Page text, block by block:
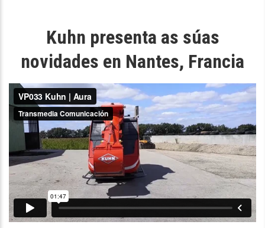
Kuhn presenta as súas
novidades en Nantes, Francia